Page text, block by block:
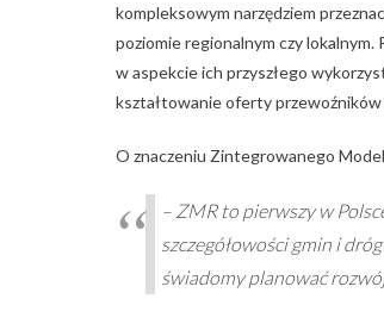
kompleksowym narzędziem
poziomie regionalnym czy
w aspekcie ich przyszłego
kształtowanie oferty
O znaczeniu Zintegrowanego
– ZMR to pierwszy w
szczegółowości gmin i
świadomy planować